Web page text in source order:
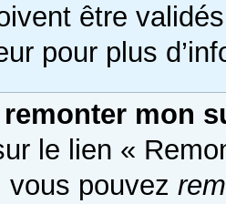
être
pour plus
mon
le lien «
pouvez